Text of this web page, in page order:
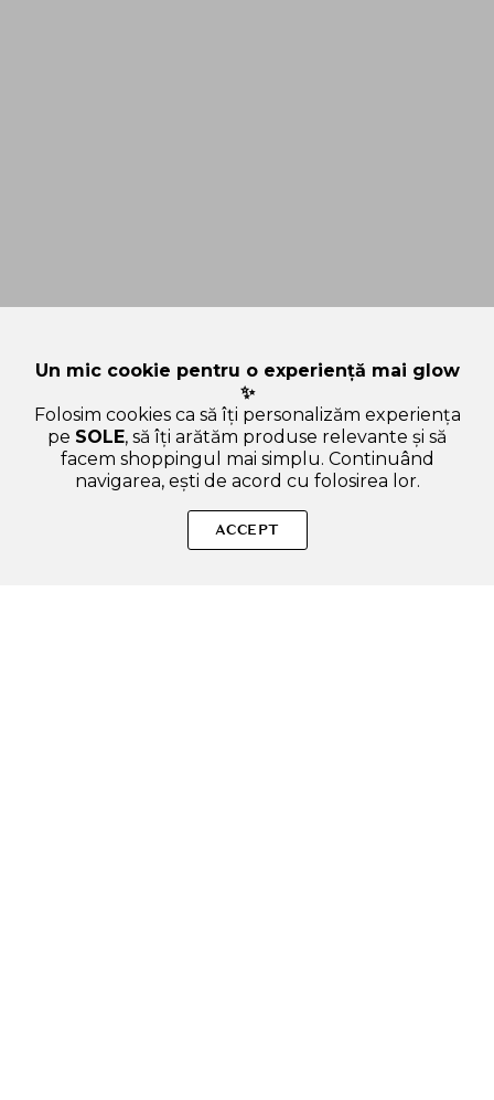
Klairs EGF Blue Youth Activating Drop, 50 ml - ser de fata
formulat cu EGF si extract de afine, care contribuie la
Un mic cookie pentru o experiență mai glow
✨
Folosim cookies ca să îți personalizăm experiența
pe SOLE, să îți arătăm produse relevante și să
facem shoppingul mai simplu. Continuând
navigarea, ești de acord cu folosirea lor.
ACCEPT